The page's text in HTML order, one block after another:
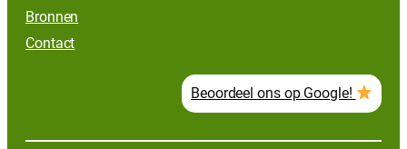
Bronnen
Contact
Beoordeel ons op Google!